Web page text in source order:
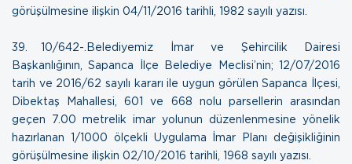
görüşülmesine ilişkin 04/11/2016 tarihli, 1982 sayılı yazısı
39. 10/642-.Belediyemiz İmar ve Şehircilik Dairesi
Başkanlığının, Sapanca İlçe Belediye Meclisi’nin; 12/07/2016
tarih ve 2016/62 sayılı kararı ile uygun görülen Sapanca İlçesi,
Dibektaş Mahallesi, 601 ve 668 nolu parsellerin arasından
geçen 7.00 metrelik imar yolunun düzenlenmesine yönelik
hazırlanan 1/1000 ölçekli Uygulama İmar Planı değişikliğinin
görüşülmesine ilişkin 02/10/2016 tarihli, 1968 sayılı yazısı